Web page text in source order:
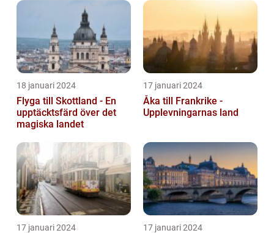
18 januari 2024
Flyga till Skottland - En
upptäcktsfärd över det
magiska landet
17 januari 2024
Åka till Frankrike -
Upplevningarnas land
17 januari 2024 17 januari 2024